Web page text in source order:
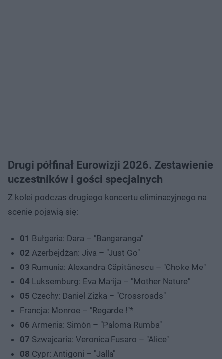
Drugi półfinał Eurowizji 2026. Zestawienie
uczestników i gości specjalnych
Z kolei podczas drugiego koncertu eliminacyjnego na
scenie pojawią się:
01 Bułgaria: Dara – "Bangaranga"
02 Azerbejdżan: Jiva – "Just Go"
03 Rumunia: Alexandra Căpitănescu – "Choke Me"
04 Luksemburg: Eva Marija – "Mother Nature"
05 Czechy: Daniel Zizka – "Crossroads"
Francja: Monroe – "Regarde !"*
06 Armenia: Simón – "Paloma Rumba"
07 Szwajcaria: Veronica Fusaro – "Alice"
08 Cypr: Antigoni – "Jalla"